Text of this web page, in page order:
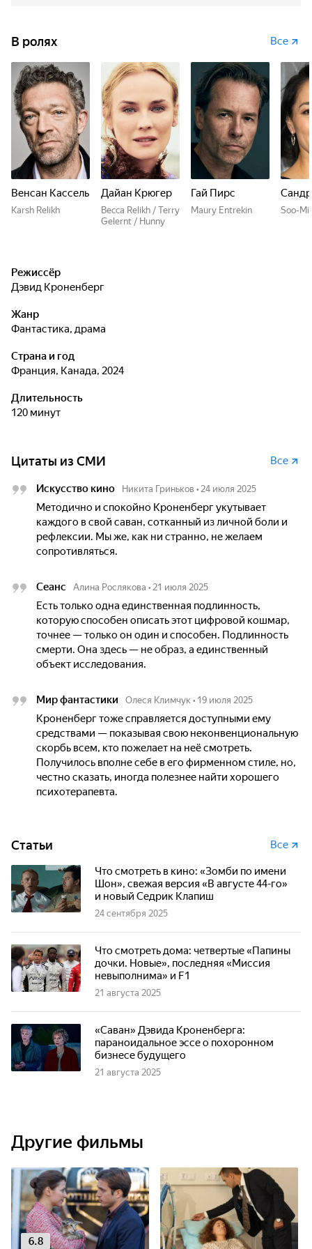
В ролях Все
Венсан Кассель
Karsh Relikh
Дайан Крюгер
Becca Relikh / Terry
Gelernt / Hunny
Гай Пирс
Maury Entrekin Soo-
Режиссёр
Дэвид Кроненберг
Жанр
фантастика, драма
Страна и год
Франция, Канада, 2024
Длительность
120 минут
Цитаты из СМИ Все
Искусство кино Никита Гриньков • 24 июля 2025
Методично и спокойно Кроненберг укутывает
каждого в свой саван, сотканный из личной боли и
рефлексии. Мы же, как ни странно, не желаем
сопротивляться.
Сеанс Алина Рослякова • 21 июля 2025
Есть только одна единственная подлинность,
которую способен описать этот цифровой кошмар,
точнее — только он один и способен. Подлинность
смерти. Она здесь — не образ, а единственный
объект исследования.
Мир фантастики Олеся Климчук • 19 июля 2025
Кроненберг тоже справляется доступными ему
средствами — показывая свою неконвенциональную
скорбь всем, кто пожелает на неё смотреть.
Получилось вполне себе в его фирменном стиле, но,
честно сказать, иногда полезнее найти хорошего
психотерапевта.
Статьи Все
Что смотреть в кино: «Зомби по имени
Шон», свежая версия «В августе 44-го»
и новый Седрик Клапиш
24 сентября 2025
Что смотреть дома: четвертые «Папины
дочки. Новые», последняя «Миссия
невыполнима» и F1
21 августа 2025
«Саван» Дэвида Кроненберга:
параноидальное эссе о похоронном
бизнесе будущего
21 августа 2025
Другие фильмы
6.8